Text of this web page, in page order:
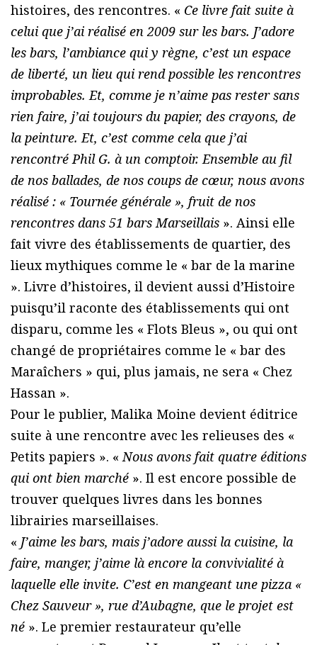
histoires, des rencontres. « Ce livre fait suite à
celui que j’ai réalisé en 2009 sur les bars. J’adore
les bars, l’ambiance qui y règne, c’est un espace
de liberté, un lieu qui rend possible les rencontres
improbables. Et, comme je n’aime pas rester sans
rien faire, j’ai toujours du papier, des crayons, de
la peinture. Et, c’est comme cela que j’ai
rencontré Phil G. à un comptoir. Ensemble au fil
de nos ballades, de nos coups de cœur, nous avons
réalisé : « Tournée générale », fruit de nos
rencontres dans 51 bars Marseillais ». Ainsi elle
fait vivre des établissements de quartier, des
lieux mythiques comme le « bar de la marine
». Livre d’histoires, il devient aussi d’Histoire
puisqu’il raconte des établissements qui ont
disparu, comme les « Flots Bleus », ou qui ont
changé de propriétaires comme le « bar des
Maraîchers » qui, plus jamais, ne sera « Chez
Hassan ».
Pour le publier, Malika Moine devient éditrice
suite à une rencontre avec les relieuses des «
Petits papiers ». « Nous avons fait quatre éditions
qui ont bien marché ». Il est encore possible de
trouver quelques livres dans les bonnes
librairies marseillaises.
« J’aime les bars, mais j’adore aussi la cuisine, la
faire, manger, j’aime là encore la convivialité à
laquelle elle invite. C’est en mangeant une pizza «
Chez Sauveur », rue d’Aubagne, que le projet est
né ». Le premier restaurateur qu’elle